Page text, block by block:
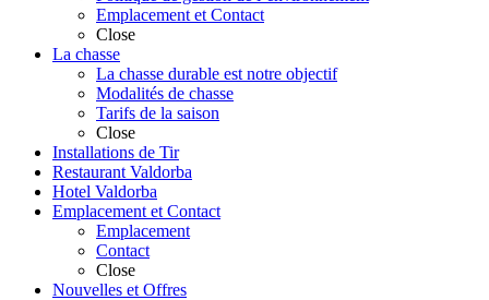
Emplacement et Contact
Close
La chasse
La chasse durable est notre objectif
Modalités de chasse
Tarifs de la saison
Close
Installations de Tir
Restaurant Valdorba
Hotel Valdorba
Emplacement et Contact
Emplacement
Contact
Close
Nouvelles et Offres